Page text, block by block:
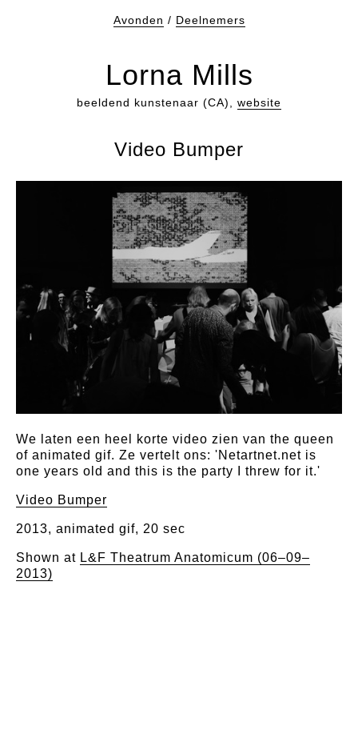
Avonden / Deelnemers
Lorna Mills
beeldend kunstenaar (CA), website
Video Bumper
We laten een heel korte video zien van the queen
of animated gif. Ze vertelt ons: 'Netartnet.net is
one years old and this is the party I threw for it.'
Video Bumper
2013, animated gif, 20 sec
Shown at L&F Theatrum Anatomicum (06–09–
2013)